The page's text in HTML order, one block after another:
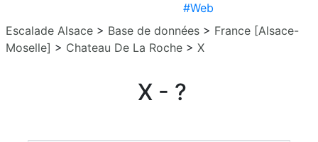
#Web
Escalade Alsace > Base de données > France [Alsace-
Moselle] > Chateau De La Roche > X
X - ?